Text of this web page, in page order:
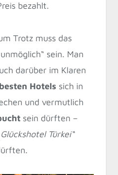
bezahlt.
Trotz muss das
sein. Man
darüber im Klaren
Hotels sich in
und vermutlich
sein dürften –
Türkei“